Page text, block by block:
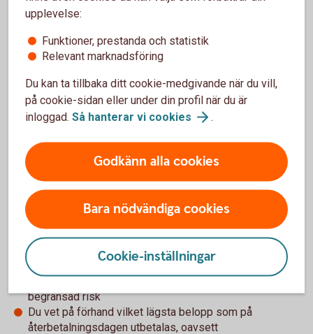
Stiger underliggande marknad tar du del av
deltagandegraden som finns beskrivet i
produktbladet för varje produkt. Deltagandegraden är
högre för MAX-alternativet jämfört med BAS-
alternativet.
För- och nackdelar med SPAX Nu
Fördelar
Möjlighet att följa utvecklingen för en tillgång till en
begränsad risk
Du vet på förhand vilket lägsta belopp som på
återbetalningsdagen utbetalas, oavsett
upplevelse:
Funktioner, prestanda och statistik
Relevant marknadsföring
Du kan ta tillbaka ditt cookie-medgivande när du vill,
på cookie-sidan eller under din profil när du är
inloggad. Så hanterar vi cookies .
Godkänn alla cookies
Bara nödvändiga cookies
Cookie-inställningar